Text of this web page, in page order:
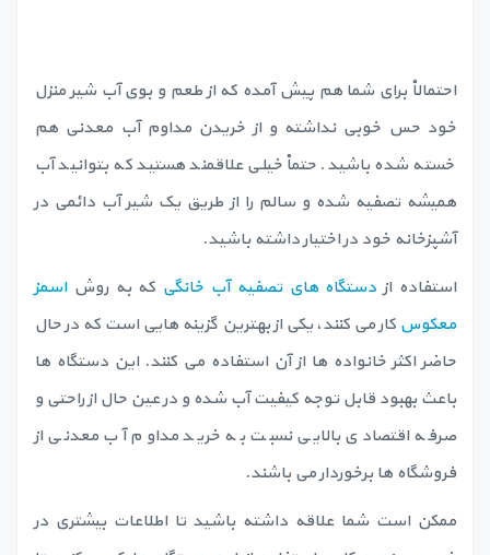
احتمالاْ برای شما هم پیش آمده که از طعم و بوی آب شیر منزل
خود حس خوبی نداشته و از خریدن مداوم آب معدنی هم
خسته شده باشید. حتماْ خیلی علاقمند هستید که بتوانید آب
همیشه تصفیه شده و سالم را از طریق یک شیر آب دائمی در
آشپزخانه خود در اختیار داشته باشید.
استفاده از دستگاه های تصفیه آب خانگی که به روشاسمز
معکوس کار می کنند، یکی از بهترین گزینه هایی است که در حال
حاضر اکثر خانواده ها از آن استفاده می کنند. این دستگاه ها
باعث بهبود قابل توجه کیفیت آب شده و در عین حال از راحتی و
صرفه اقتصادی بالایی نسبت به خرید مداوم آب معدنی از
فروشگاه ها برخوردار می باشند.
ممکن است شما علاقه داشته باشید تا اطلاعات بیشتری در